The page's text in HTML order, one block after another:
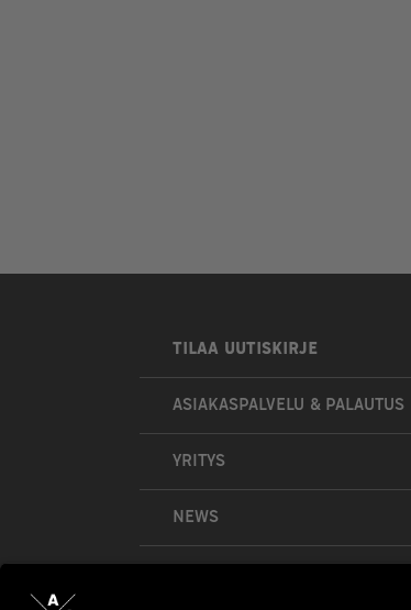
TILAA UUTISKIRJE
ASIAKASPALVELU & PALAUTUS
YRITYS
NEWS